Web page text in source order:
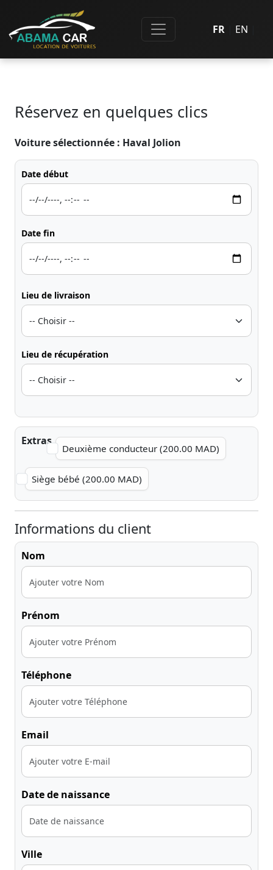
FR EN
Réservez en quelques clics
Voiture sélectionnée : Haval Jolion
Date début
Date fin
Lieu de livraison
Lieu de récupération
Extras
Deuxième conducteur (200.00 MAD)
Siège bébé (200.00 MAD)
Informations du client
Nom
Prénom
Téléphone
Email
Date de naissance
Ville